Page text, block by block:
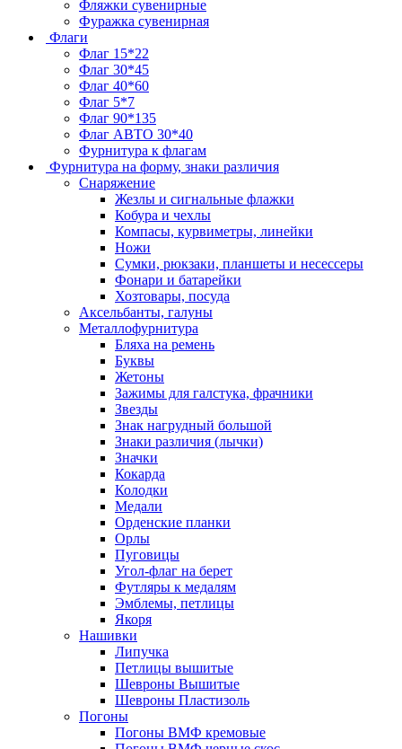
Фляжки сувенирные
Фуражка сувенирная
Флаги
Флаг 15*22
Флаг 30*45
Флаг 40*60
Флаг 5*7
Флаг 90*135
Флаг АВТО 30*40
Фурнитура к флагам
Фурнитура на форму, знаки различия
Снаряжение
Жезлы и сигнальные флажки
Кобура и чехлы
Компасы, курвиметры, линейки
Ножи
Сумки, рюкзаки, планшеты и несессеры
Фонари и батарейки
Хозтовары, посуда
Аксельбанты, галуны
Металлофурнитура
Бляха на ремень
Буквы
Жетоны
Зажимы для галстука, фрачники
Звезды
Знак нагрудный большой
Знаки различия (лычки)
Значки
Кокарда
Колодки
Медали
Орденские планки
Орлы
Пуговицы
Угол-флаг на берет
Футляры к медалям
Эмблемы, петлицы
Якоря
Нашивки
Липучка
Петлицы вышитые
Шевроны Вышитые
Шевроны Пластизоль
Погоны
Погоны ВМФ кремовые